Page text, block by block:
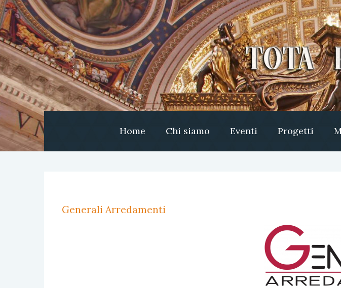
Home Chi siamo Eventi Progetti
Generali Arredamenti